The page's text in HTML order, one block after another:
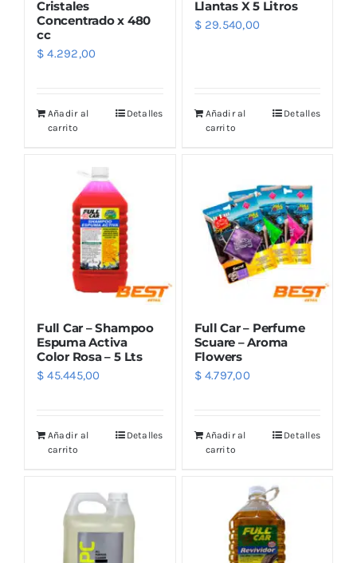
Cristales
Concentrado x 480
cc
$ 4.292,00
Añadir al
carrito
Detalles
Llantas X 5 Litros
$29.540,00
Añadir al
carrito
Detalles
Full Car – Shampoo
Espuma Activa
Color Rosa – 5 Lts
$ 45.445,00
Añadir al
carrito
Detalles
Full Car – Perfume
Scuare – Aroma
Flowers
$4.797,00
Añadir al
carrito
Detalles